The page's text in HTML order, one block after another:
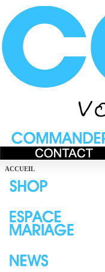
ACCUEIL